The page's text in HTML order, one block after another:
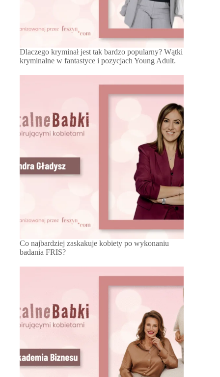
Dlaczego kryminał jest tak bardzo popularny? Wątki
kryminalne w fantastyce i pozycjach Young Adult.
Co najbardziej zaskakuje kobiety po wykonaniu
badania FRIS?